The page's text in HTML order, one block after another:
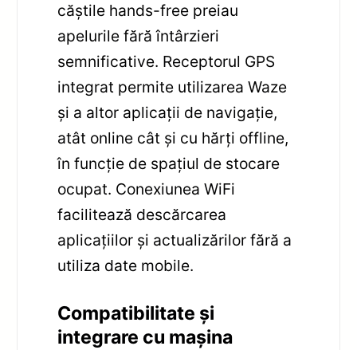
căștile hands-free preiau
apelurile fără întârzieri
semnificative. Receptorul GPS
integrat permite utilizarea Waze
și a altor aplicații de navigație,
atât online cât și cu hărți offline,
în funcție de spațiul de stocare
ocupat. Conexiunea WiFi
facilitează descărcarea
aplicațiilor și actualizărilor fără a
utiliza date mobile.
Compatibilitate și
integrare cu mașina